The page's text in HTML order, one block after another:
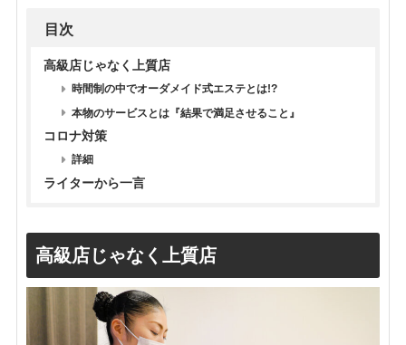
目次
高級店じゃなく上質店
時間制の中でオーダメイド式エステとは!?
本物のサービスとは『結果で満足させること』
コロナ対策
詳細
ライターから一言
高級店じゃなく上質店